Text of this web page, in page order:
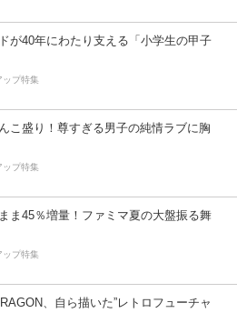
が40年にわたり支える「小学生の甲子
ップ特集
こ盛り！尊すぎる男子の純情ラブに胸
ップ特集
ま45％増量！ファミマ夏の大盤振る舞
ップ特集
、自ら描いた”レトロフューチャ